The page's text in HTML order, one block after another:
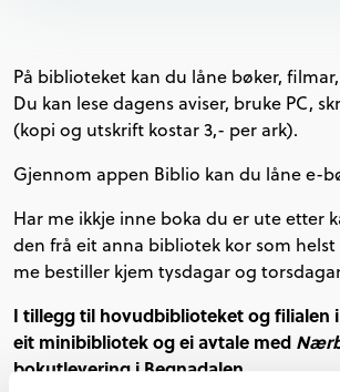
På biblioteket kan du låne bøker,
Du kan lese dagens aviser, bruke PC,
(kopi og utskrift kostar 3,- per ark).
Gjennom appen Biblio kan du låne e-
Har me ikkje inne boka du er ute etter
den frå eit anna bibliotek kor som
me bestiller kjem tysdagar og
I tillegg til hovudbiblioteket og filialen
eit minibibliotek ogei avtale med
bokutlevering i Begnadalen